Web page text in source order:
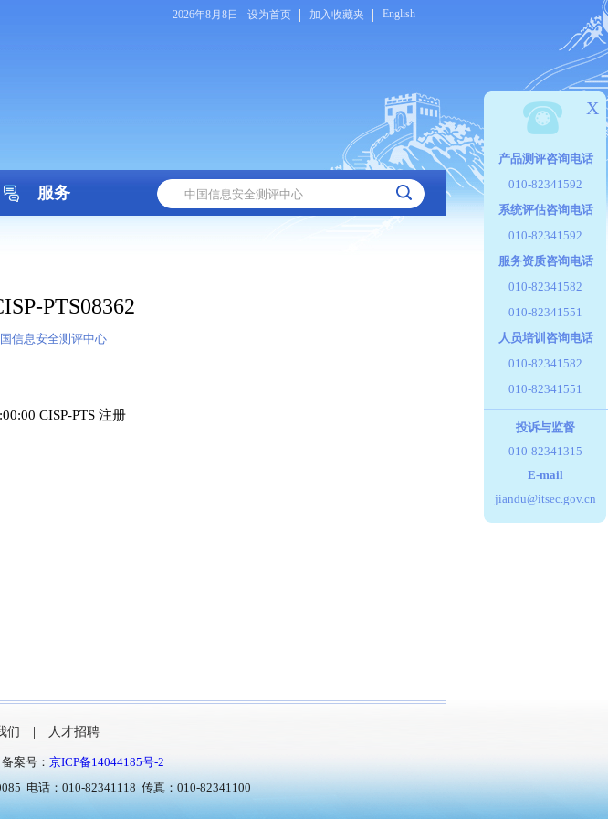
2026年8月8日 设为首页 加入收藏夹 English
服务
PTS08362
信息安全测评中心
CISP-PTS 注册
们 人才招聘
案号： 京ICP备14044185号-2
电话：010-82341118 传真：010-82341100
X
产品测评咨询电话
010-82341592
系统评估咨询电话
010-82341592
服务资质咨询电话
010-82341582
010-82341551
人员培训咨询电话
010-82341582
010-82341551
投诉与监督
010-82341315
E-mail
jiandu@itsec.gov.cn